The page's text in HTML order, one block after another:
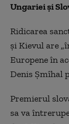
Ungariei şi
Ridicarea
şi Kievul are
Europene în
Denis Şmîhal
Premierul
sa va